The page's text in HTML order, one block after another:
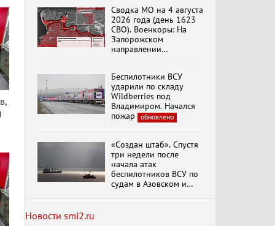
«Изменимся или
вымрем»
К ГРАЖДАНАМ
Г.А. Зюганова,
Председателя ЦК
КПРФ Руководителя
фракции КПРФ в
Государственной Думе
РФ (28.07.2026)
Документальный
фильм "Империализм и
Бить смелее!
В.Баранец, В.Дандыкин,
А.Матвийчук, К.Сивков
Сводка МО на 4 августа
2026 года (день 1623
СВО). Военкоры: На
Запорожском
направлении
Степногорска
Беспилотники ВСУ
ударили по складу
Wildberries под
Владимиром. Начался
пожар
обновлено
«Создан штаб». Спустя
три недели после
начала атак
беспилотников ВСУ по
судам в Азовском и
Новости smi2.ru